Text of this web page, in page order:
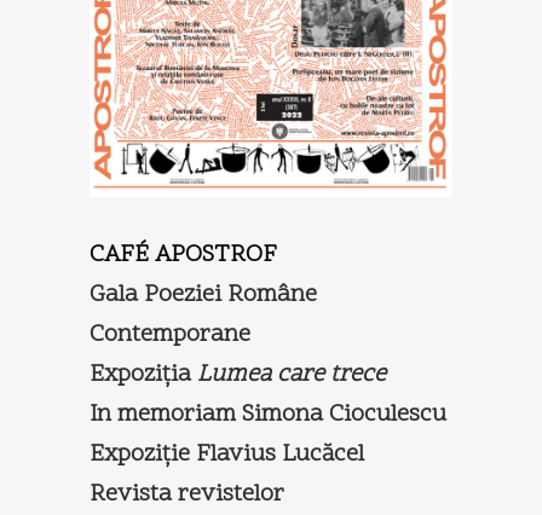
CAFÉ APOSTROF
Gala Poeziei Române
Contemporane
ExpoziţiaLumea care trece
In memoriam Simona Cioculescu
Expoziţie Flavius Lucăcel
Revista revistelor